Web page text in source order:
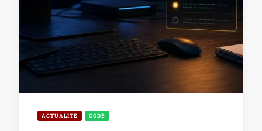
ACTUALITÉ CODE